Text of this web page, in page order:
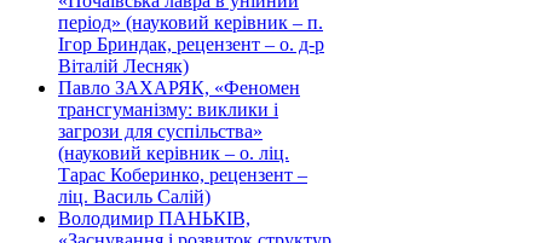
період» (науковий керівник – п.
Ігор Бриндак, рецензент – о. д-р
Віталій Лесняк)
Павло ЗАХАРЯК, «Феномен
трансгуманізму: виклики і
загрози для суспільства»
(науковий керівник – о. ліц.
Тарас Коберинко, рецензент –
ліц. Василь Салій)
Володимир ПАНЬКІВ,